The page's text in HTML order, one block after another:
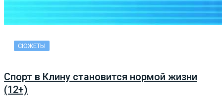
СЮЖЕТЫ
Спорт в Клину становится нормой жизни
(12+)